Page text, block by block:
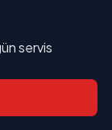
servis